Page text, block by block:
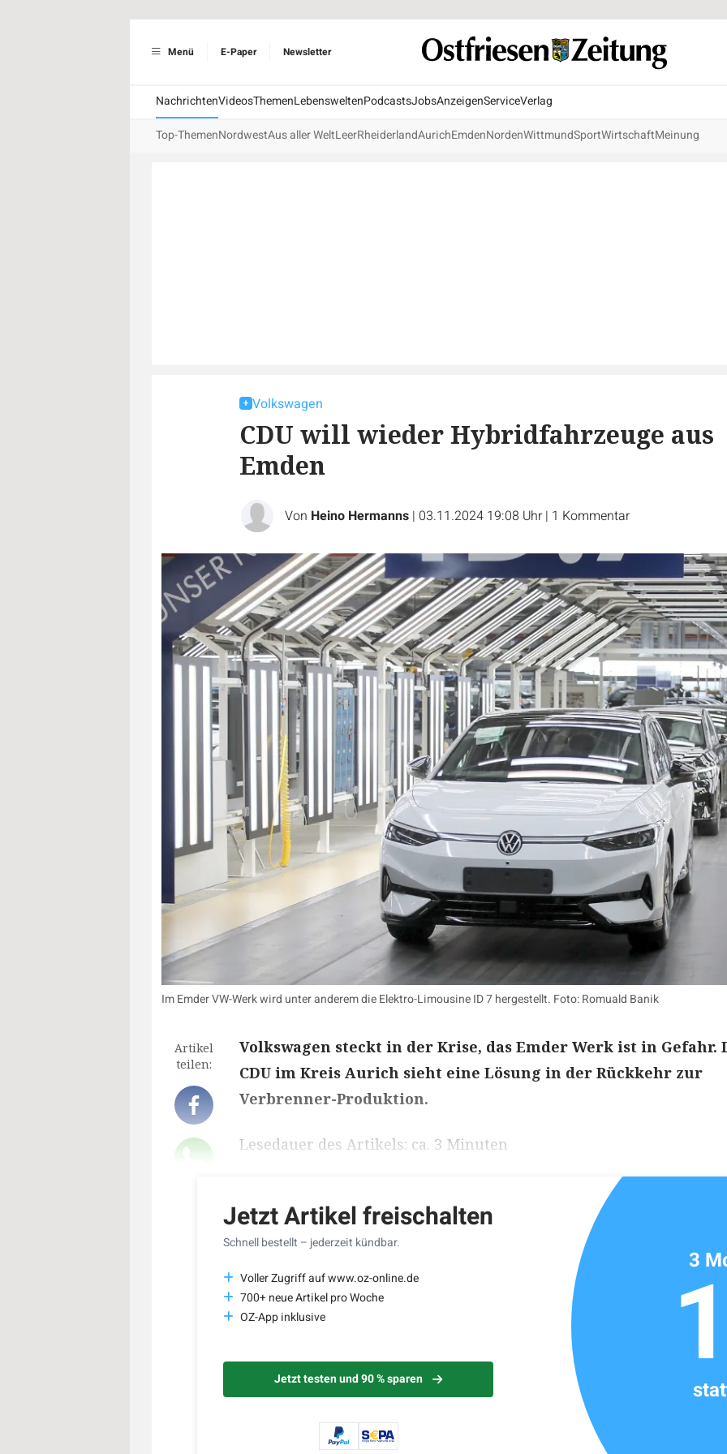
Menü E-Paper Newsletter
NachrichtenVideosThemenLebensweltenPodcastsJobsAnzeigenServiceVerlag
Top-ThemenNordwestAus aller WeltLeerRheiderlandAurichEmdenNordenWittmundSportWirtschaftMeinung
Volkswagen
CDU will wieder Hybridfahrzeuge aus
Emden
Von Heino Hermanns | 03.11.2024 19:08 Uhr | 1 Kommentar
Im Emder VW-Werk wird unter anderem die Elektro-Limousine ID 7 hergestellt. Foto: Romuald Banik
Artikel
teilen:
Volkswagen steckt in der Krise, das Emder Werk ist in Gefahr.
CDU im Kreis Aurich sieht eine Lösung in der Rückkehr zur
Verbrenner-Produktion.
Lesedauer des Artikels: ca. 3 Minuten
Jetzt Artikel freischalten
Schnell bestellt – jederzeit kündbar.
Voller Zugriff auf www.oz-online.de
700+ neue Artikel pro Woche
OZ-App inklusive
Jetzt testen und 90 % sparen
3